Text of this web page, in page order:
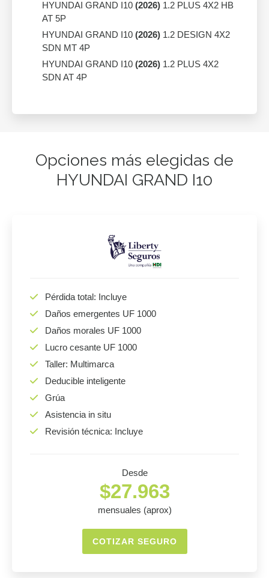
HYUNDAI GRAND I10 (2026) 1.2 PLUS 4X2 HB
AT 5P
HYUNDAI GRAND I10 (2026) 1.2 DESIGN 4X2
SDN MT 4P
HYUNDAI GRAND I10 (2026) 1.2 PLUS 4X2
SDN AT 4P
Opciones más elegidas de
HYUNDAI GRAND I10
Pérdida total: Incluye
Daños emergentes UF 1000
Daños morales UF 1000
Lucro cesante UF 1000
Taller: Multimarca
Deducible inteligente
Grúa
Asistencia in situ
Revisión técnica: Incluye
Desde
$27.963
mensuales (aprox)
COTIZAR SEGURO